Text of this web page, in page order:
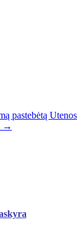
pastebėtą Utenos
→